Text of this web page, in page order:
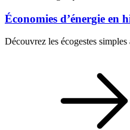
Économies d’énergie en
Découvrez les écogestes